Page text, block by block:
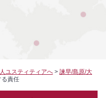
ユスティティアへ> 諫早/島原/大
る責任